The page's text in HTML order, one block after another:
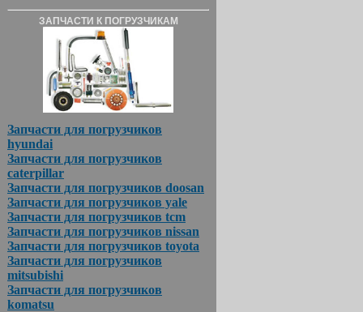
ЗАПЧАСТИ К ПОГРУЗЧИКАМ
Запчасти для погрузчиков
hyundai
Запчасти для погрузчиков
caterpillar
Запчасти для погрузчиков doosan
Запчасти для погрузчиков yale
Запчасти для погрузчиков tcm
Запчасти для погрузчиков nissan
Запчасти для погрузчиков toyota
Запчасти для погрузчиков
mitsubishi
Запчасти для погрузчиков
komatsu